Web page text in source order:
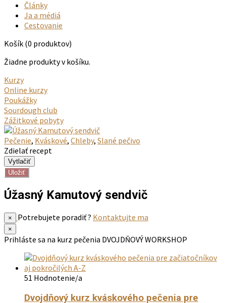
Články
Ja a médiá
Cestovanie
Košík (0 produktov)
Žiadne produkty v košíku.
Kurzy
Online kurzy
Poukážky
Sourdough club
Zážitkové pobyty
Pečenie, Kváskové, Chleby, Slané pečivo
Zdielať recept
Uložiť
Úžasný Kamutový sendvič
× Potrebujete poradiť ? Kontaktujte ma
×
Prihláste sa na kurz pečenia DVOJDŇOVÝ WORKSHOP
51 Hodnotenie/a
Dvojdňový kurz kváskového pečenia pre